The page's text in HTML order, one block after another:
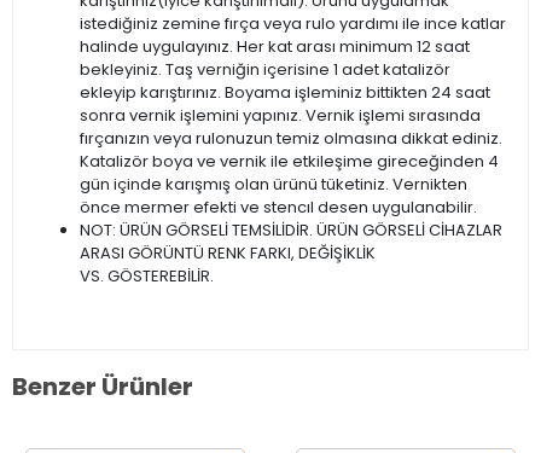
istediğiniz zemine fırça veya rulo yardımı ile ince katlar
halinde uygulayınız. Her kat arası minimum 12 saat
bekleyiniz. Taş verniğin içerisine 1 adet katalizör
ekleyip karıştırınız. Boyama işleminiz bittikten 24 saat
sonra vernik işlemini yapınız. Vernik işlemi sırasında
fırçanızın veya rulonuzun temiz olmasına dikkat ediniz.
Katalizör boya ve vernik ile etkileşime gireceğinden 4
gün içinde karışmış olan ürünü tüketiniz. Vernikten
önce mermer efekti ve stencıl desen uygulanabilir.
NOT: ÜRÜN GÖRSELİ TEMSİLİDİR. ÜRÜN GÖRSELİ CİHAZLAR
ARASI GÖRÜNTÜ RENK FARKI, DEĞİŞİKLİK
VS. GÖSTEREBİLİR.
Benzer Ürünler